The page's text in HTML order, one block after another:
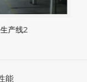
生产线2
能